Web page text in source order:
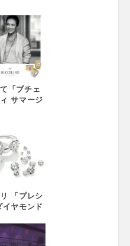
「ブチェ
サマージ
月7日
りイタリ
エラー
ェラッテ
を開催
「プレシ
イヤモンド